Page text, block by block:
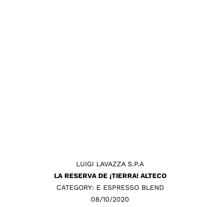
LUIGI LAVAZZA S.P.A
LA RESERVA DE ¡TIERRA! ALTECO
CATEGORY: E ESPRESSO BLEND
08/10/2020